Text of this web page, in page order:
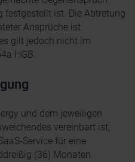
festgestellt ist. Die Abtretung
Ansprüche ist
gilt jedoch nicht im
HGB.
und dem jeweiligen
vereinbart ist,
Service für eine
(36) Monaten.